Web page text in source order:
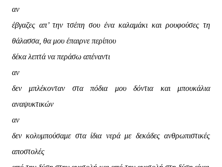
αν
έβγαζες απ’ την τσέπη σου ένα καλαμάκι και ρουφούσες τη
θάλασσα, θα μου έπαιρνε περίπου
δέκα λεπτά να περάσω απέναντι
αν
δεν μπλέκονταν στα πόδια μου δόντια και μπουκάλια
αναψυκτικών
αν
δεν κολυμπούσαμε στα ίδια νερά με δεκάδες ανθρωπιστικές
αποστολές